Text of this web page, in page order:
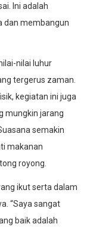
Ini adalah
dan membangun
nilai luhur
tergerus zaman.
kegiatan ini juga
mungkin jarang
semakin
makanan
royong.
ikut serta dalam
“Saya sangat
baik adalah